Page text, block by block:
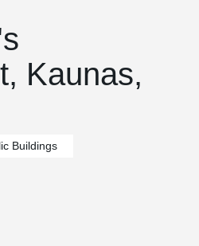
Kaunas,
Buildings